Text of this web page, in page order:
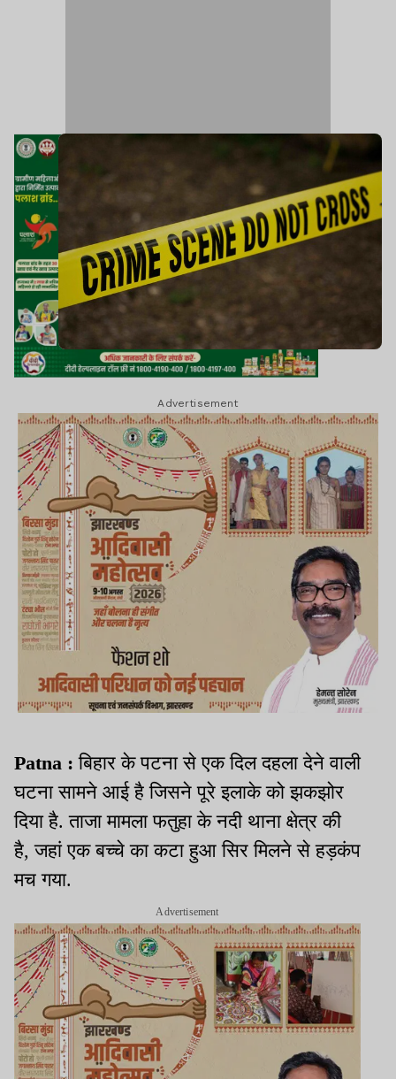
Advertisement
Patna :बिहार के पटना से एक दिल दहला देने वाली
घटना सामने आई है जिसने पूरे इलाके को झकझोर
दिया है. ताजा मामला फतुहा के नदी थाना क्षेत्र की
है, जहां एक बच्चे का कटा हुआ सिर मिलने से हड़कंप
मच गया.
Advertisement